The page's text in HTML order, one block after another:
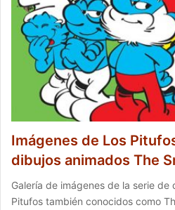
Imágenes de Los
dibujos animados The
Galería de imágenes de la serie de
Pitufos también conocidos como